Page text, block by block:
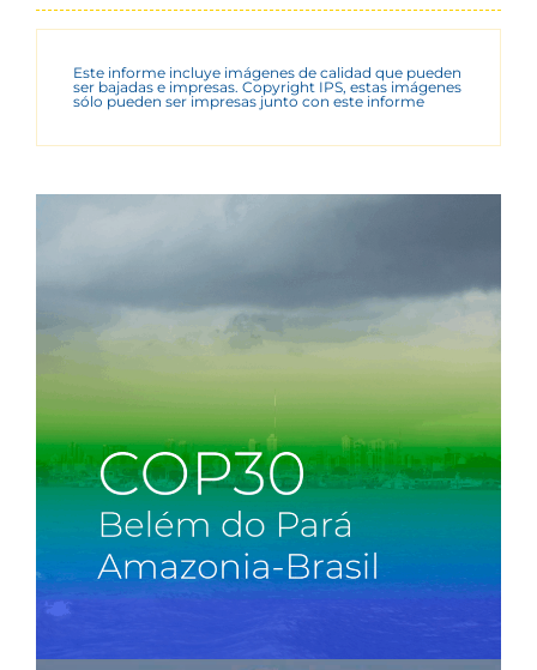
Este informe incluye imágenes de calidad que pueden
ser bajadas e impresas. Copyright IPS, estas imágenes
sólo pueden ser impresas junto con este informe